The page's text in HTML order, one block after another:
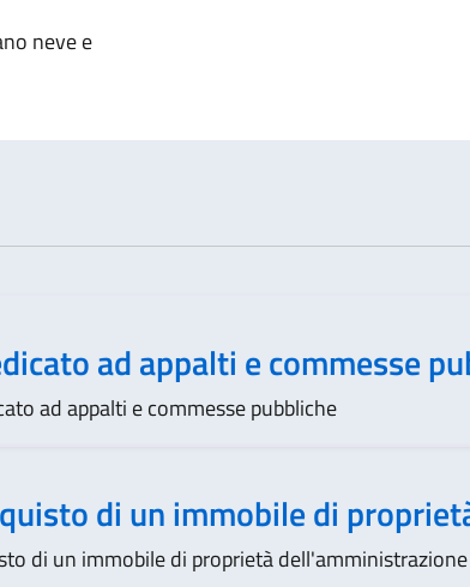
neve e
ad appalti e commesse
ad appalti e commesse pubbliche
di un immobile di
di un immobile di proprietà dell'amministrazione